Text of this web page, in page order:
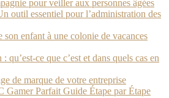
pour veiller aux personnes âgées
outil essentiel pour l’administration des
son enfant à une colonie de vacances
qu’est-ce que c’est et dans quels cas en
de marque de votre entreprise
Gamer Parfait Guide Étape par Étape